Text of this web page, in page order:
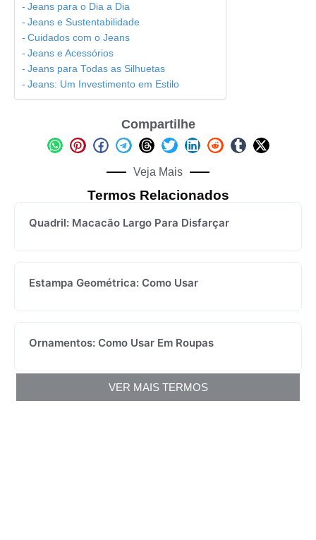
Jeans para o Dia a Dia
Jeans e Sustentabilidade
Cuidados com o Jeans
Jeans e Acessórios
Jeans para Todas as Silhuetas
Jeans: Um Investimento em Estilo
Compartilhe
Veja Mais
Termos Relacionados
Quadril: Macacão Largo Para Disfarçar
Estampa Geométrica: Como Usar
Ornamentos: Como Usar Em Roupas
VER MAIS TERMOS